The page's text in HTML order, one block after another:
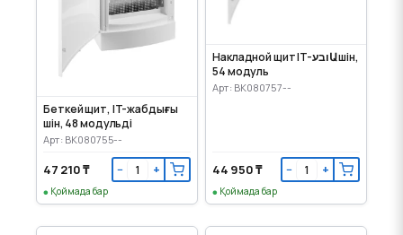
Беткей щит, IT-жабдығы
үшін, 48 модульді
Арт: BK080755--
47 210 ₸ − +
Қоймада бар
Накладной щит IT-ובעԱ үшін,
54 модуль
Арт: BK080757--
44 950 ₸ − +
Қоймада бар